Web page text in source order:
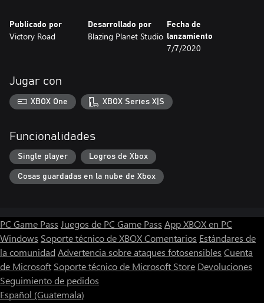
Publicado por
Victory Road
Desarrollado por
Blazing Planet Studio
Fecha de
lanzamiento
7/7/2020
Jugar con
XBOX One XBOX Series X|S
Funcionalidades
Single player Logros de Xbox
Cosas guardadas en la nube de Xbox
PC Game Pass Juegos de PC Game Pass App XBOX en PC
Windows Soporte técnico de XBOXComentarios Estándares de
la comunidad Advertencia sobre ataques fotosensibles Cuenta
de Microsoft Soporte técnico de Microsoft Store Devoluciones
Seguimiento de pedidos
Español (Guatemala)